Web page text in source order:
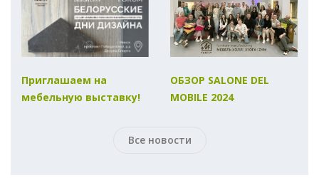
Приглашаем на
мебельную выставку!
ОБЗОР SALONE DEL
MOBILE 2024
Все новости